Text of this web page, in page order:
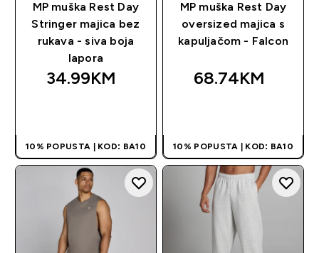
MP muška Rest Day
Stringer majica bez
rukava - siva boja
lapora
34.99KM‎
10% POPUSTA | KOD: BA10
MP muška Rest Day
oversized majica s
kapuljačom - Falcon
68.74KM‎
10% POPUSTA | KOD: BA10